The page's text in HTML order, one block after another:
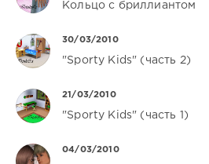
Кольцо с бриллиантом
30/03/2010
"Sporty Kids" (часть 2)
21/03/2010
"Sporty Kids" (часть 1)
04/03/2010